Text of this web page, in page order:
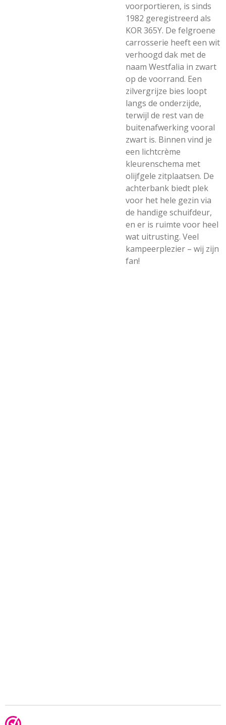
voorportieren, is sinds
1982 geregistreerd als
KOR 365Y. De felgroene
carrosserie heeft een wit
verhoogd dak met de
naam Westfalia in zwart
op de voorrand. Een
zilvergrijze bies loopt
langs de onderzijde,
terwijl de rest van de
buitenafwerking vooral
zwart is. Binnen vind je
een lichtcrème
kleurenschema met
olijfgele zitplaatsen. De
achterbank biedt plek
voor het hele gezin via
de handige schuifdeur,
en er is ruimte voor heel
wat uitrusting. Veel
kampeerplezier – wij zijn
fan!